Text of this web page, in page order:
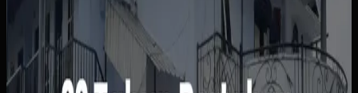
Status kamar, pembayaran, dan data penghuni masih
dipantau manual sehingga rawan tertinggal atau salah
catat. Calon penghuni juga harus bertanya satu per satu
hanya untuk mengetahui ketersediaan, harga, atau
fasilitas kamar.